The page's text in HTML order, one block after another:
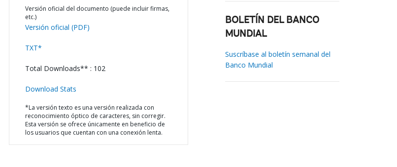
Versión oficial del documento (puede incluir firmas,
etc.)
Versión oficial (PDF)
TXT*
Total Downloads** : 102
Download Stats
*La versión texto es una versión realizada con
reconocimiento óptico de caracteres, sin corregir.
Esta versión se ofrece únicamente en beneficio de
los usuarios que cuentan con una conexión lenta.
BOLETÍN DEL BANCO
MUNDIAL
Suscríbase al boletín semanal del
Banco Mundial